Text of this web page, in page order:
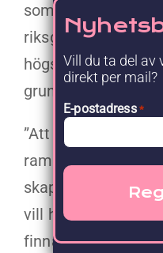
som utser styrelse
högsta högste
grundades 1789.
”Att Upgraded
ramavtal är ett
skapar värde för
vill hjälpa våra
finna relevant och
Vill du ta del av
direkt per mail?
E-postadress *